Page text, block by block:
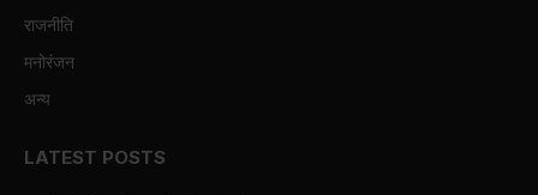
राजनीति
मनोरंजन
अन्य
LATEST POSTS